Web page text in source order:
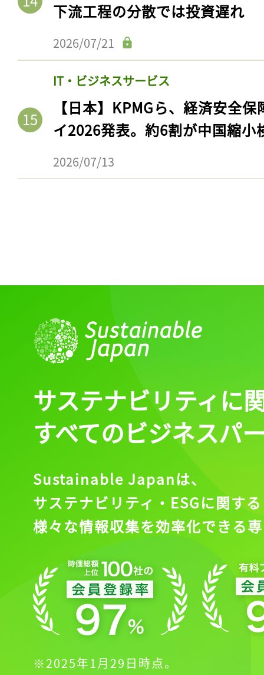
下流工程の分散では投資遅れ
2026/07/21
IT・ビジネスサービス
【日本】KPMGら、経済安全
イ2026発表。約6割が中国縮小
2026/07/13
サステナビリティに
すべてのビジネスパ
Sustainable Japanは、
サステナビリティ・ESGに関する
様々な情報収集を効率化できる
※2025年1月29日時点。